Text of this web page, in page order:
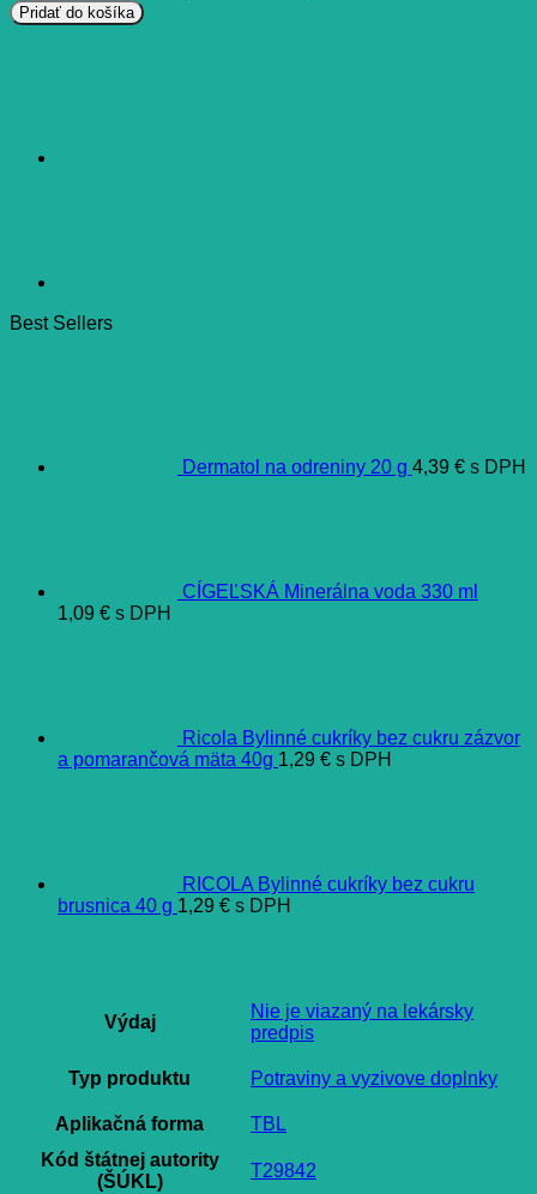
Pridať do košíka
Best Sellers
Dermatol na odreniny 20 g 4,39 € s DPH
CÍGEĽSKÁ Minerálna voda 330 ml
1,09 € s DPH
Ricola Bylinné cukríky bez cukru zázvor
a pomarančová mäta 40g 1,29 € s DPH
RICOLA Bylinné cukríky bez cukru
brusnica 40 g 1,29 € s DPH
Výdaj
Nie je viazaný na lekársky
predpis
Typ produktu Potraviny a vyzivove doplnky
Aplikačná forma
TBL
Kód štátnej autority
(ŠÚKL)
T29842